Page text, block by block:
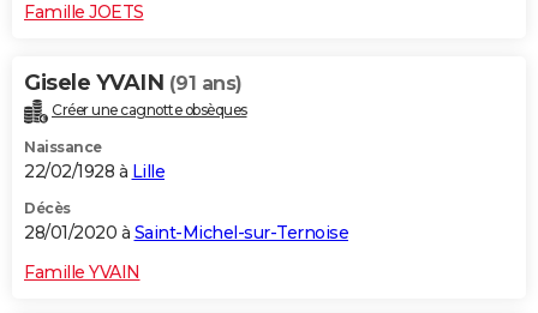
Famille JOETS
Gisele YVAIN (91 ans)
Créer une cagnotte obsèques
Naissance
22/02/1928 à Lille
Décès
28/01/2020 à Saint-Michel-sur-Ternoise
Famille YVAIN